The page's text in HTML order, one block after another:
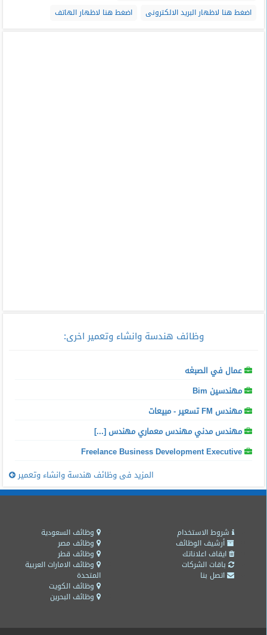
اضغط هنا لاظهار البريد الالكترونى
اضغط هنا لاظهار الهاتف
وظائف هندسة وانشاء وتعمير اخرى:
عمال في الصبغه
مهندسين Bim
مهندس FM تسعير - مبيعات
مهندس مدني مهندس معماري مهندس [...]
Freelance Business Development Executive
المزيد فى وظائف هندسة وانشاء وتعمير
وظائف السعودية
وظائف مصر
وظائف قطر
وظائف الامارات العربية
المتحدة
وظائف الكويت
وظائف البحرين
شروط الاستخدام
أرشيف الوظائف
ايقاف اعلاناتك
باقات الشركات
اتصل بنا